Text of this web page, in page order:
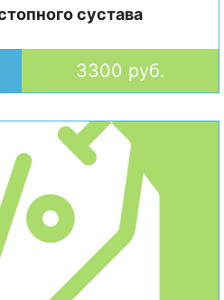
сустава
3300 руб.